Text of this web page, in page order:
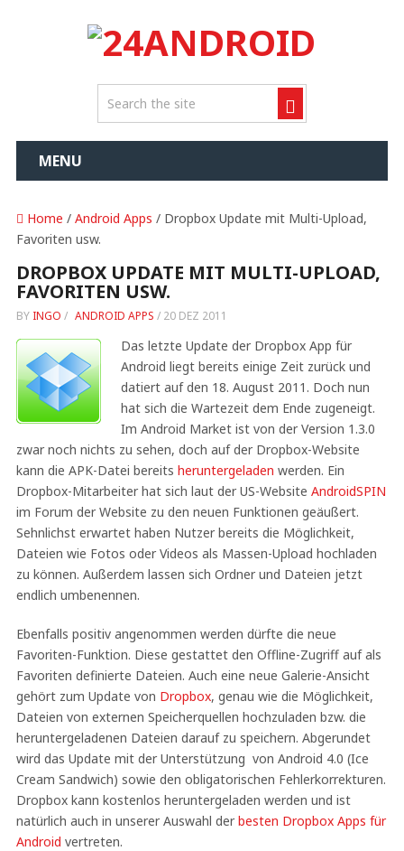
MENU
Home / Android Apps / Dropbox Update mit Multi-Upload,
Favoriten usw.
DROPBOX UPDATE MIT MULTI-UPLOAD,
FAVORITEN USW.
BY INGO / ANDROID APPS / 20 DEZ 2011
Das letzte Update der Dropbox App für
Android liegt bereits einige Zeit zurück und
datiert auf den 18. August 2011. Doch nun
hat sich die Wartezeit dem Ende zugeneigt.
Im Android Market ist von der Version 1.3.0
zwar noch nichts zu sehen, doch auf der Dropbox-Website
kann die APK-Datei bereits heruntergeladen werden. Ein
Dropbox-Mitarbeiter hat sich laut der US-Website AndroidSPIN
im Forum der Website zu den neuen Funktionen geäußert.
Sehnlichst erwartet haben Nutzer bereits die Möglichkeit,
Dateien wie Fotos oder Videos als Massen-Upload hochladen
zu können. Außerdem lassen sich Ordner und Dateien jetzt
endlich umbenennen.
Ebenfalls positiv angenommen werden dürfte die neue
Favoriten-Funktion. Diese gestattet den Offline-Zugriff auf als
Favoriten definierte Dateien. Auch eine neue Galerie-Ansicht
gehört zum Update von Dropbox, genau wie die Möglichkeit,
Dateien von externen Speicherquellen hochzuladen bzw. die
heruntergeladenen Dateien darauf zu speichern. Abgerundet
wird das Update mit der Unterstützung von Android 4.0 (Ice
Cream Sandwich) sowie den obligatorischen Fehlerkorrekturen.
Dropbox kann kostenlos heruntergeladen werden und ist
natürlich auch in unserer Auswahl der besten Dropbox Apps für
Android vertreten.